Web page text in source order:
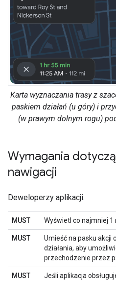
Karta wyznaczania trasy z
paskiem działań (u góry) i
(w prawym dolnym rogu)
Wymagania
nawigacji
Deweloperzy aplikacji:
MUST Wyświetl co najmniej
MUST
Umieść na pasku akcji
działania, aby
przechodzenie przez
MUST
Jeśli aplikacja